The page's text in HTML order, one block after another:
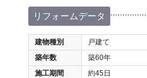
リフォームデータ
建物種別
戸建て
築年数
築60年
施工期間
約45日